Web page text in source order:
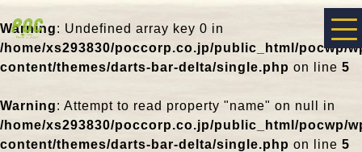
Warning: Undefined array key 0 in
/home/xs293830/poccorp.co.jp/public_html/pocwp/
content/themes/darts-bar-delta/single.php on line 5
Warning: Attempt to read property "name" on null in
/home/xs293830/poccorp.co.jp/public_html/pocwp/
content/themes/darts-bar-delta/single.php on line 5